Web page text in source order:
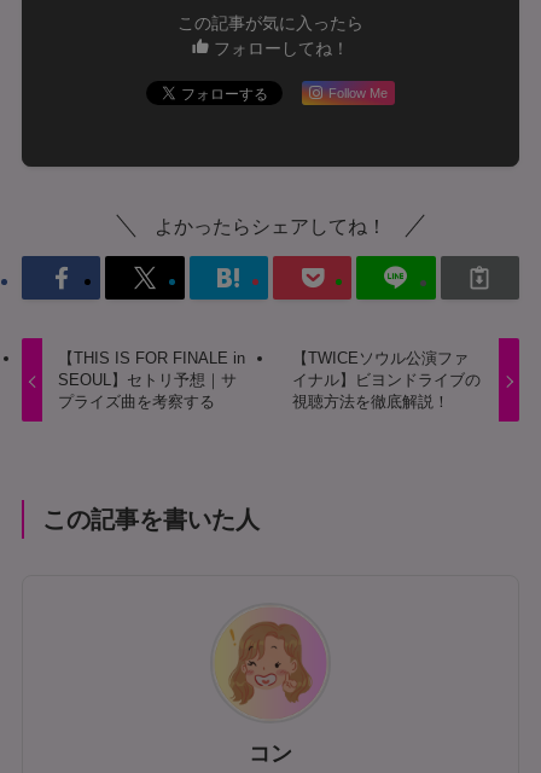
この記事が気に入ったら
フォローしてね！
Follow Me
よかったらシェアしてね！
【THIS IS FOR FINALE in
SEOUL】セトリ予想｜サ
プライズ曲を考察する
【TWICEソウル公演ファ
イナル】ビヨンドライブの
視聴方法を徹底解説！
この記事を書いた人
コン